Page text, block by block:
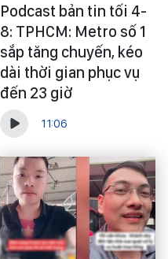
Podcast bản tin tối 4-
8: TPHCM: Metro số 1
sắp tăng chuyến, kéo
dài thời gian phục vụ
đến 23 giờ
11:06